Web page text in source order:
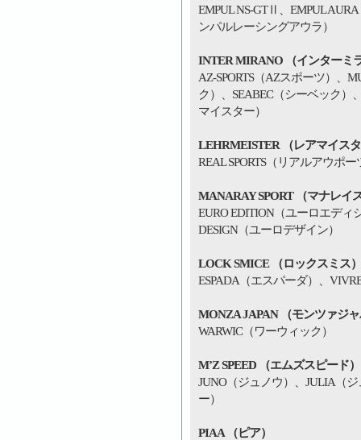
EMPUL NS-GTⅡ、EMPUL
ンパルレーシングアウラ）
INTER MIRANO （インターミ
AZ-SPORTS（AZスポーツ）、
ク）、SEABEC（シーベック）
マイスター）
LEHRMEISTER （レアマイス
REAL SPORTS（リアルアウポ
MANARAY SPORT （マナレイ
EURO EDITION（ユーロエディ
DESIGN（ユーロデザイン）
LOCK SMICE （ロックスミス）
ESPADA（エスパーダ）、
MONZA JAPAN （モンツァジ
WARWIC（ワーウィック）
M’Z SPEED （エムズスピード）
JUNO（ジュノウ）、JULIA（ジ
ー）
PIAA （ピア）